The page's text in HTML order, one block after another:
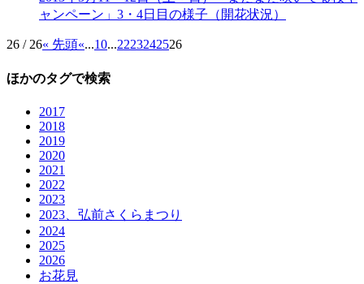
ャンペーン」3・4日目の様子（開花状況）
26 / 26« 先頭«...10...2223242526
ほかのタグで検索
2017
2018
2019
2020
2021
2022
2023
2023、弘前さくらまつり
2024
2025
2026
お花見